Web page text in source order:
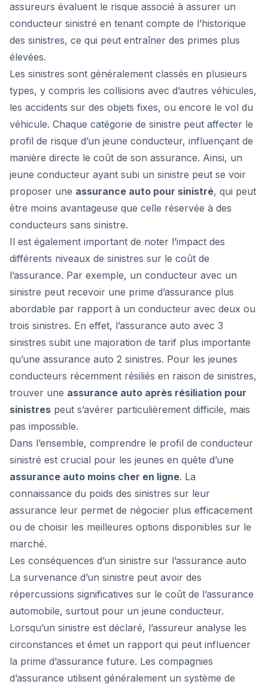
assureurs évaluent le risque associé à assurer un
conducteur sinistré en tenant compte de l’historique
des sinistres, ce qui peut entraîner des primes plus
élevées.
Les sinistres sont généralement classés en plusieurs
types, y compris les collisions avec d’autres véhicules,
les accidents sur des objets fixes, ou encore le vol du
véhicule. Chaque catégorie de sinistre peut affecter le
profil de risque d’un jeune conducteur, influençant de
manière directe le coût de son assurance. Ainsi, un
jeune conducteur ayant subi un sinistre peut se voir
proposer une assurance auto pour sinistré, qui peut
être moins avantageuse que celle réservée à des
conducteurs sans sinistre.
Il est également important de noter l’impact des
différents niveaux de sinistres sur le coût de
l’assurance. Par exemple, un conducteur avec un
sinistre peut recevoir une prime d’assurance plus
abordable par rapport à un conducteur avec deux ou
trois sinistres. En effet, l’assurance auto avec 3
sinistres subit une majoration de tarif plus importante
qu’une assurance auto 2 sinistres. Pour les jeunes
conducteurs récemment résiliés en raison de sinistres,
trouver une assurance auto après résiliation pour
sinistres peut s’avérer particulièrement difficile, mais
pas impossible.
Dans l’ensemble, comprendre le profil de conducteur
sinistré est crucial pour les jeunes en quête d’une
assurance auto moins cher en ligne. La
connaissance du poids des sinistres sur leur
assurance leur permet de négocier plus efficacement
ou de choisir les meilleures options disponibles sur le
marché.
Les conséquences d’un sinistre sur l’assurance auto
La survenance d’un sinistre peut avoir des
répercussions significatives sur le coût de l’assurance
automobile, surtout pour un jeune conducteur.
Lorsqu’un sinistre est déclaré, l’assureur analyse les
circonstances et émet un rapport qui peut influencer
la prime d’assurance future. Les compagnies
d’assurance utilisent généralement un système de